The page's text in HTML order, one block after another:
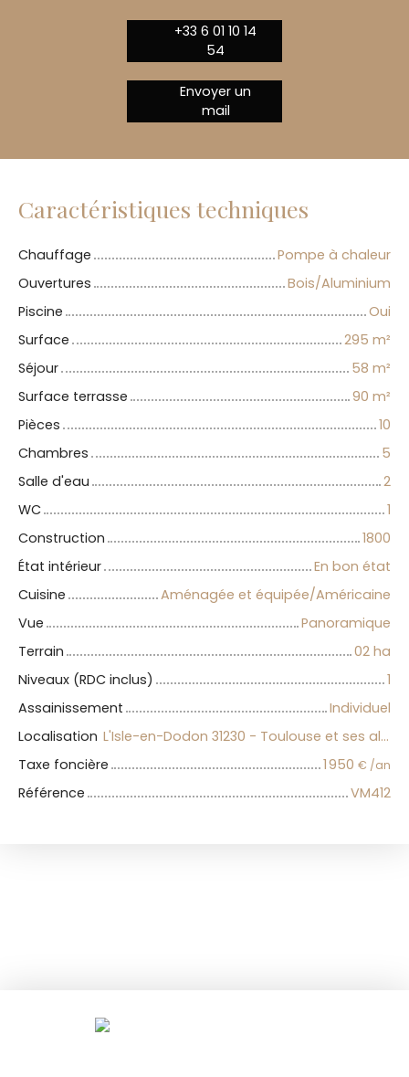
+33 6 01 10 14
54
Envoyer un
mail
Caractéristiques techniques
Chauffage
Pompe à chaleur
Ouvertures
Bois/Aluminium
Piscine
Oui
Surface
295 m²
Séjour
58 m²
Surface terrasse
90 m²
Pièces
10
Chambres
5
Salle d'eau
2
WC
1
Construction
1800
État intérieur
En bon état
Cuisine
Aménagée et équipée/Américaine
Vue
Panoramique
Terrain
02 ha
Niveaux (RDC inclus)
1
Assainissement
Individuel
Localisation
L'Isle-en-Dodon 31230 - Toulouse et ses alentours
Taxe foncière
1 950 € /an
Référence VM412